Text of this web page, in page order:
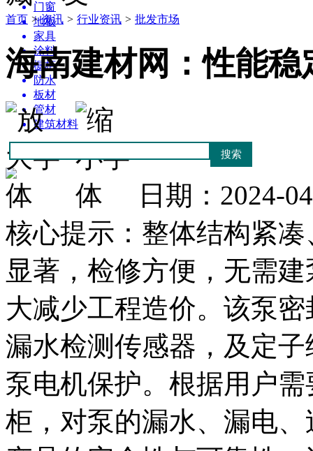
门窗
地板
家具
涂料
橱柜
防水
板材
管材
建筑材料
首页 > 资讯 > 行业资讯 > 批发市场
海南建材网：性能
日期：2024-
核心提示：整体结构紧
显著，检修方便，无需
大减少工程造价。该泵
漏水检测传感器，及定
泵电机保护。根据用户
柜，对泵的漏水、漏电